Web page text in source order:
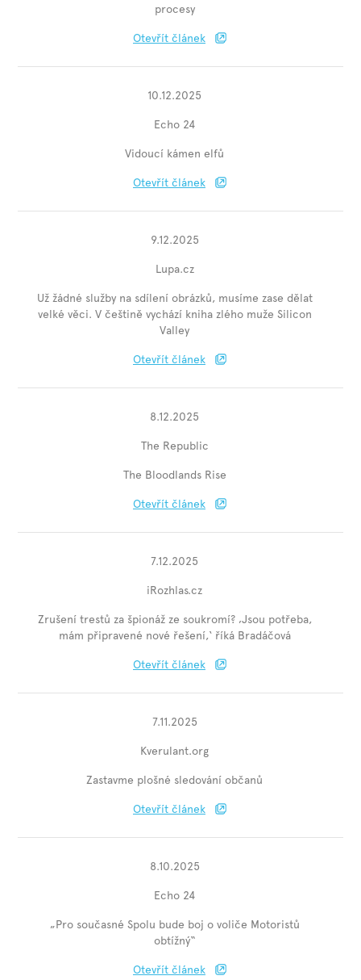
procesy
Otevřít článek
10.12.2025
Echo 24
Vidoucí kámen elfů
Otevřít článek
9.12.2025
Lupa.cz
Už žádné služby na sdílení obrázků, musíme zase dělat
velké věci. V češtině vychází kniha zlého muže Silicon
Valley
Otevřít článek
8.12.2025
The Republic
The Bloodlands Rise
Otevřít článek
7.12.2025
iRozhlas.cz
Zrušení trestů za špionáž ze soukromí? ‚Jsou potřeba,
mám připravené nové řešení,‘ říká Bradáčová
Otevřít článek
7.11.2025
Kverulant.org
Zastavme plošné sledování občanů
Otevřít článek
8.10.2025
Echo 24
„Pro současné Spolu bude boj o voliče Motoristů
obtížný“
Otevřít článek